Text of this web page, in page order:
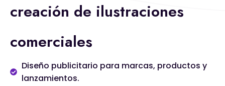
creación de ilustraciones
comerciales
Diseño publicitario para marcas, productos y
lanzamientos.